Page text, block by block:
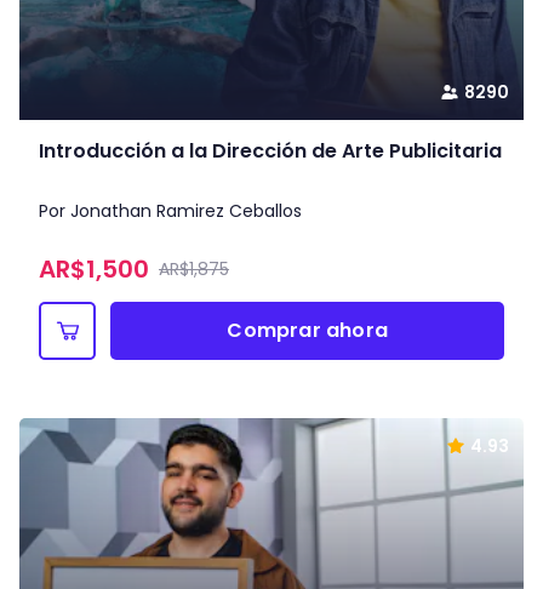
8290
Introducción a la Dirección de Arte Publicitaria
Por Jonathan Ramirez Ceballos
AR$1,500 AR$1,875
Comprar ahora
4.93